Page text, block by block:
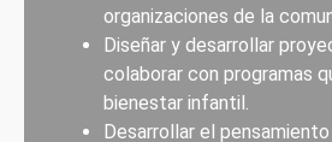
organizaciones de la
Diseñar y desarrollar
colaborar con programas
bienestar infantil.
Desarrollar el